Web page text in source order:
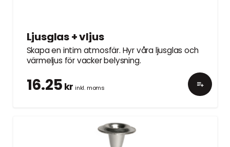
Ljusglas + vljus
Skapa en intim atmosfär. Hyr våra ljusglas och
värmeljus för vacker belysning.
16.25 kr inkl. moms